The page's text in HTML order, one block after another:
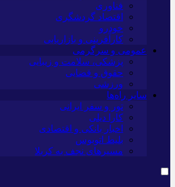
فناوری
اقتصاد گردشگری
خودرو
کارآفرینی و بازاریابی
عمومی و سرگرمی
پزشکی، سلامت و زیبایی
حقوق و قضایی
ورزشی
سایر راه‌ها
تور و سفر ایرانی
کارا دیلی
اخبار بانکی و اقتصادی
بلیط اتوبوس
مسیرهای نجف به کربلا